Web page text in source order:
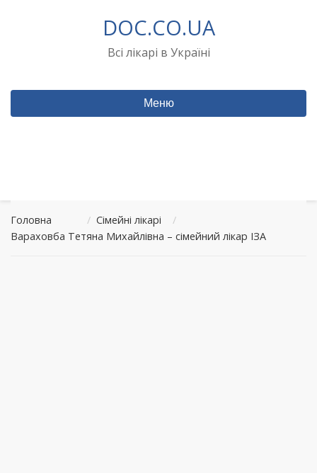
DOC.CO.UA
Всі лікарі в Україні
Меню
Головна / Сімейні лікарі
/
Вараховба Тетяна Михайлівна – сімейний лікар ІЗА